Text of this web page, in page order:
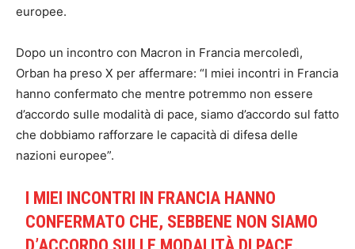
europee.
Dopo un incontro con Macron in Francia mercoledì,
Orban ha preso X per affermare: “I miei incontri in Francia
hanno confermato che mentre potremmo non essere
d’accordo sulle modalità di pace, siamo d’accordo sul fatto
che dobbiamo rafforzare le capacità di difesa delle
nazioni europee”.
I MIEI INCONTRI IN FRANCIA HANNO
CONFERMATO CHE, SEBBENE NON SIAMO